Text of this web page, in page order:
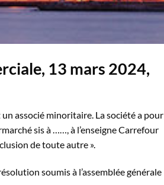
13 mars 2024,
associé minoritaire. La société a pour
sis à ……, à l’enseigne Carrefour
de toute autre ».
soumis à l’assemblée générale